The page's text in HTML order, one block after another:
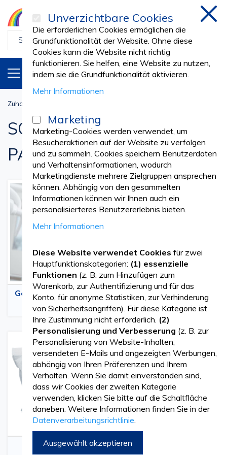
PRODUKTE
Zuhause
SCHUTZ FÜR ARZT UND
PATIENT
Gesichtsschutzschilde Patientenumhänge
Schutz für den
Unverzichtbare Cookies
Die erforderlichen Cookies ermöglichen die
Grundfunktionalität der Website. Ohne diese
Cookies kann die Website nicht richtig
funktionieren. Sie helfen, eine Website zu nutzen,
indem sie die Grundfunktionalität aktivieren.
Mehr Informationen
Marketing
Marketing-Cookies werden verwendet, um
Besucheraktionen auf der Website zu verfolgen
und zu sammeln. Cookies speichern Benutzerdaten
und Verhaltensinformationen, wodurch
Marketingdienste mehrere Zielgruppen ansprechen
können. Abhängig von den gesammelten
Informationen können wir Ihnen auch ein
personalisierteres Benutzererlebnis bieten.
Mehr Informationen
Diese Website verwendet Cookies für zwei
Hauptfunktionskategorien: (1) essenzielle
Funktionen (z. B. zum Hinzufügen zum
Warenkorb, zur Authentifizierung und für das
Konto, für anonyme Statistiken, zur Verhinderung
von Sicherheitsangriffen). Für diese Kategorie ist
Ihre Zustimmung nicht erforderlich. (2)
Personalisierung und Verbesserung (z. B. zur
Personalisierung von Website-Inhalten,
versendeten E-Mails und angezeigten Werbungen,
abhängig von Ihren Präferenzen und Ihrem
Verhalten. Wenn Sie damit einverstanden sind,
dass wir Cookies der zweiten Kategorie
verwenden, klicken Sie bitte auf die Schaltfläche
daneben. Weitere Informationen finden Sie in der
Datenverarbeitungsrichtlinie.
Ausgewählt akzeptieren